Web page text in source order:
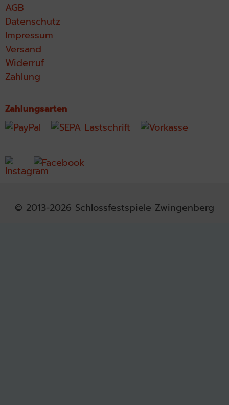
AGB
Datenschutz
Impressum
Versand
Widerruf
Zahlung
Zahlungsarten
© 2013-2026 Schlossfestspiele Zwingenberg